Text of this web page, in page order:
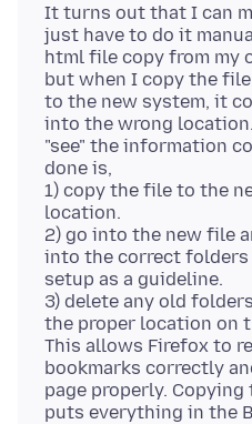
It turns out that I can
just have to do it
html file copy from my
but when I copy the
to the new system, it
into the wrong
"see" the information
done is,
1) copy the file to the
location.
2) go into the new file
into the correct
setup as a guideline.
3) delete any old
the proper location on
This allows Firefox to
bookmarks correctly
page properly.
puts everything in the